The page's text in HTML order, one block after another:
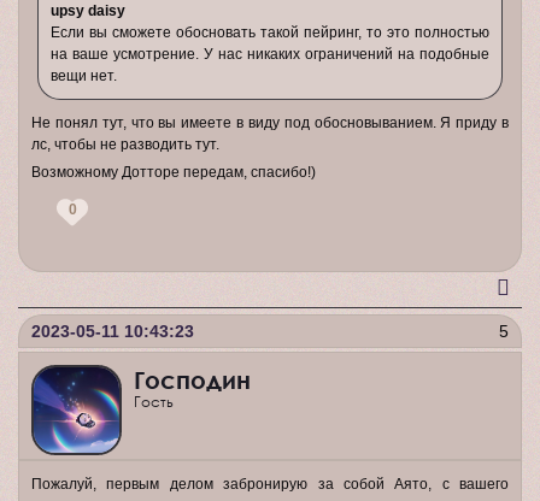
upsy daisy
Если вы сможете обосновать такой пейринг, то это полностью
на ваше усмотрение. У нас никаких ограничений на подобные
вещи нет.
Не понял тут, что вы имеете в виду под обосновыванием. Я приду в
лс, чтобы не разводить тут.
Возможному Дотторе передам, спасибо!)
0
5
2023-05-11 10:43:23
Господин
Гость
Пожалуй, первым делом забронирую за собой Аято, с вашего